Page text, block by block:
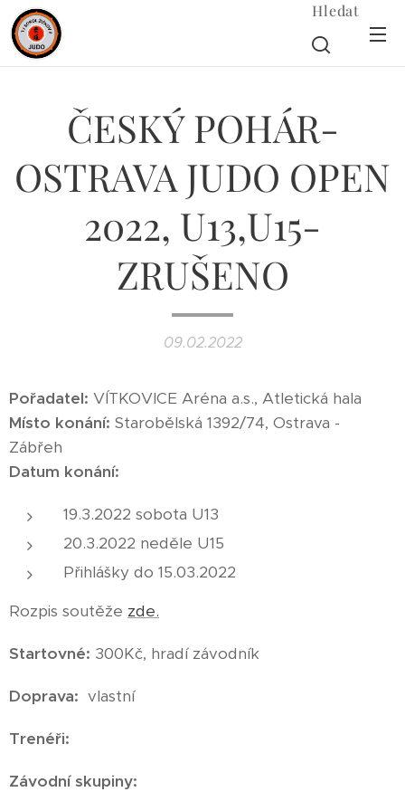
Hledat
ČESKÝ POHÁR-
OSTRAVA JUDO OPEN
2022, U13,U15-
ZRUŠENO
09.02.2022
Pořadatel: VÍTKOVICE Aréna a.s., Atletická hala
Místo konání: Starobělská 1392/74, Ostrava -
Zábřeh
Datum konání:
19.3.2022 sobota U13
20.3.2022 neděle U15
Přihlášky do 15.03.2022
Rozpis soutěže zde.
Startovné: 300Kč, hradí závodník
Doprava: vlastní
Trenéři:
Závodní skupiny: